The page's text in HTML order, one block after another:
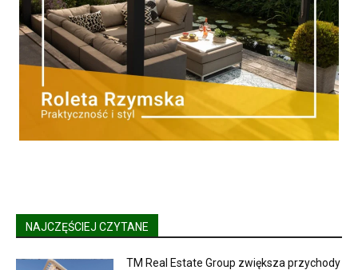
NAJCZĘŚCIEJ CZYTANE
TM Real Estate Group zwiększa przychody